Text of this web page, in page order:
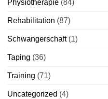
Physiotherapie (84)
Rehabilitation (87)
Schwangerschaft(1)
Taping (36)
Training (71)
Uncategorized (4)